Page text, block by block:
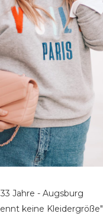
Jahre - Augsburg
keine Kleidergröße"